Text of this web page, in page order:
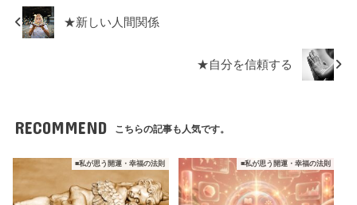
★新しい人間関係
★自分を信頼する
RECOMMEND こちらの記事も人気です。
■私が思う開運・幸福の法則 ■私が思う開運・幸福の法則